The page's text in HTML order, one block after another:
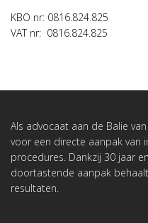
KBO nr: 0816.824.825
VAT nr: 0816.824.825
Als advocaat aan de Balie
voor een directe aanpak van
procedures. Dankzij 30 jaar
doortastende aanpak
resultaten.